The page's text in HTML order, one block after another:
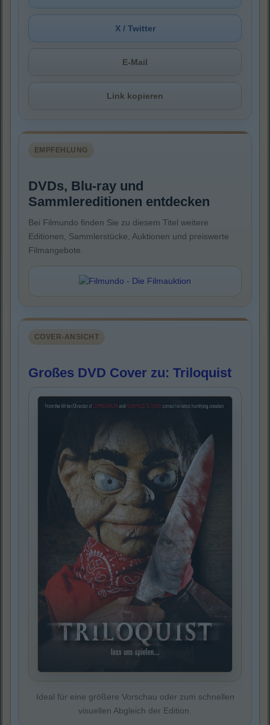
X / Twitter
E-Mail
Link kopieren
EMPFEHLUNG
DVDs, Blu-ray und
Sammlereditionen entdecken
Bei Filmundo finden Sie zu diesem Titel weitere
Editionen, Sammlerstücke, Auktionen und preiswerte
Filmangebote.
COVER-ANSICHT
Großes DVD Cover zu: Triloquist
Ideal für eine größere Vorschau oder zum schnellen
visuellen Abgleich der Edition.